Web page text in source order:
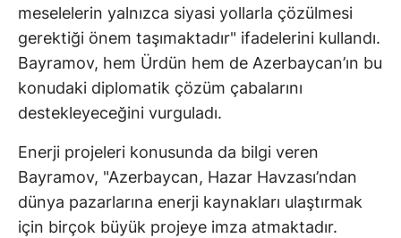
meselelerin yalnızca siyasi yollarla çözülmesi
gerektiği önem taşımaktadır" ifadelerini kullandı.
Bayramov, hem Ürdün hem de Azerbaycan’ın bu
konudaki diplomatik çözüm çabalarını
destekleyeceğini vurguladı.
Enerji projeleri konusunda da bilgi veren
Bayramov, "Azerbaycan, Hazar Havzası’ndan
dünya pazarlarına enerji kaynakları ulaştırmak
için birçok büyük projeye imza atmaktadır.